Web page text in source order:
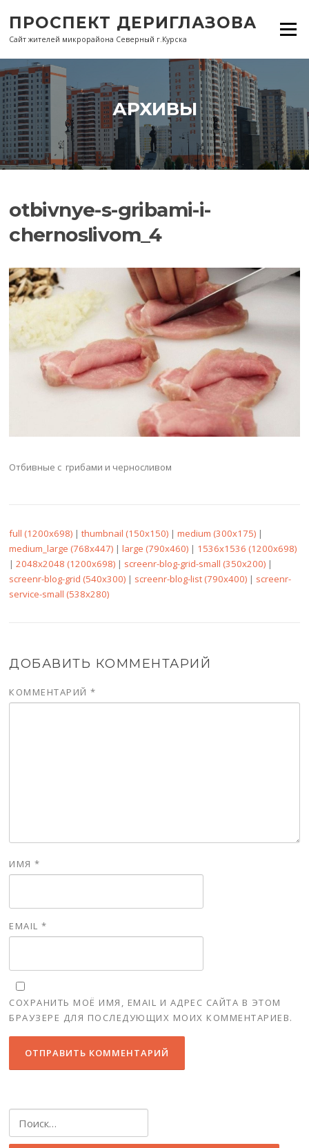
содержанию
ПРОСПЕКТ ДЕРИГЛАЗОВА
Сайт жителей микрорайона Северный г.Курска
Меню
АРХИВЫ
otbivnye-s-gribami-i-
chernoslivom_4
Отбивные с грибами и черносливом
full (1200x698) |thumbnail (150x150) |medium (300x175) |
medium_large (768x447) |large (790x460) | 1536x1536 (1200x698)
|2048x2048 (1200x698) | screenr-blog-grid-small (350x200) |
screenr-blog-grid (540x300) | screenr-blog-list (790x400) | screenr-
service-small (538x280)
ДОБАВИТЬ КОММЕНТАРИЙ
КОММЕНТАРИЙ*
ИМЯ*
EMAIL*
СОХРАНИТЬ МОЁ ИМЯ, EMAIL И АДРЕС САЙТА В ЭТОМ
БРАУЗЕРЕ ДЛЯ ПОСЛЕДУЮЩИХ МОИХ КОММЕНТАРИЕВ.